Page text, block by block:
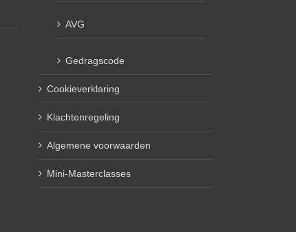
AVG
Gedragscode
Cookieverklaring
Klachtenregeling
Algemene voorwaarden
Mini-Masterclasses